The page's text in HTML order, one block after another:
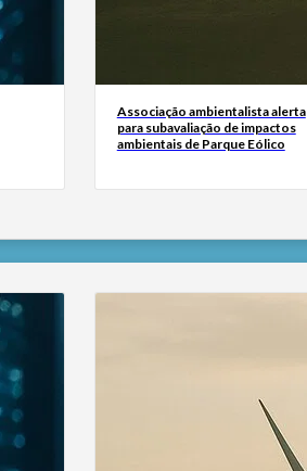
Associação ambientalista alerta
para subavaliação de impactos
ambientais de Parque Eólico